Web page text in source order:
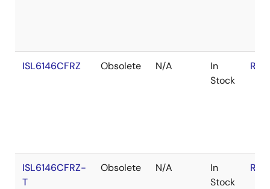
ISL6146CFRZ Obsolete N/A
In
Stock
ISL6146CFRZ-
T
Obsolete N/A
In
Stock